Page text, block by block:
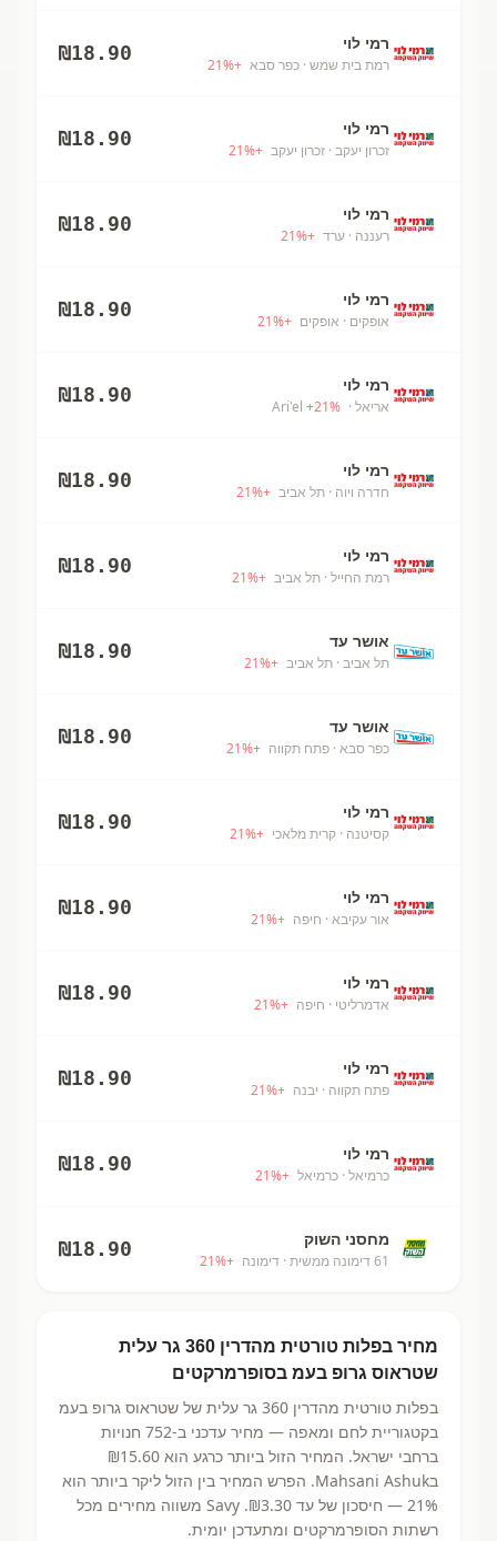
רמי לוי
רמת בית שמש · כפר סבא +
21%
₪18.90
רמי לוי
זכרון יעקב · זכרון יעקב +
21%
₪18.90
רמי לוי
רעננה · ערד +
21%
₪18.90
רמי לוי
אופקים · אופקים +
21%
₪18.90
רמי לוי
אריאל · Ari'el
+21%
₪18.90
רמי לוי
חדרה ויוה · תל אביב +
21%
₪18.90
רמי לוי
רמת החייל · תל אביב +
21%
₪18.90
אושר עד
תל אביב · תל אביב +
21%
₪18.90
אושר עד
כפר סבא · פתח תקווה +
21%
₪18.90
רמי לוי
קסיטנה · קרית מלאכי +
21%
₪18.90
רמי לוי
אור עקיבא · חיפה +
21%
₪18.90
רמי לוי
אדמרליטי · חיפה +
21%
₪18.90
רמי לוי
פתח תקווה · יבנה +
21%
₪18.90
רמי לוי
כרמיאל · כרמיאל +
21%
₪18.90
מחסני השוק
61 דימונה ממשית · דימונה +
21%
₪18.90
מחיר בפלות טורטית מהדרין 360 גר עלית
שטראוס גרופ בעמ בסופרמרקטים
בפלות טורטית מהדרין 360 גר עלית
של שטראוס גרופ בעמ
בקטגוריית לחם ומאפה — מחיר עדכני ב-752 חנויות
ברחבי ישראל. המחיר הזול ביותר כרגע הוא ₪15.60
בMahsani Ashuk.
הפרש המחיר בין הזול ליקר ביותר הוא
21% — חיסכון של עד ₪3.30.
Savy משווה מחירים מכל
רשתות הסופרמרקטים ומתעדכן יומית.